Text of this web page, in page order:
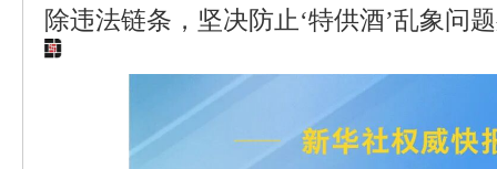
除违法链条，坚决防止‘特供酒’乱象问